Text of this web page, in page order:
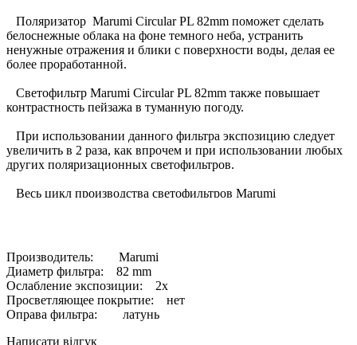
Поляризатор Marumi Circular PL 82mm поможет сделать
белоснежные облака на фоне темного неба, устранить
ненужные отражения и блики с поверхности воды, делая ее
более проработанной.
Светофильтр Marumi Circular PL 82mm также повышает
контрастность пейзажа в туманную погоду.
При использовании данного фильтра экспозицию следует
увеличить в 2 раза, как впрочем и при использовании любых
других поляризационных светофильтров.
Весь цикл производства светофильтров Marumi
доставкой по Украине Вы можете разместив заказ в нашем
интернет-магазине milnica.com.ua.
Производитель: Marumi
Диаметр фильтра: 82 mm
Ослабление экспозиции: 2x
Просветляющее покрытие: нет
Оправа фильтра: латунь
Написати відгук